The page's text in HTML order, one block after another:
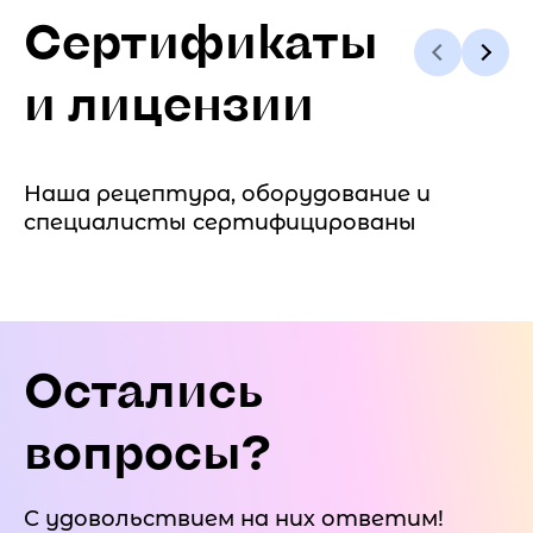
Сертификаты
и лицензии
Наша рецептура, оборудование и
специалисты сертифицированы
Остались
вопросы?
С удовольствием на них ответим!